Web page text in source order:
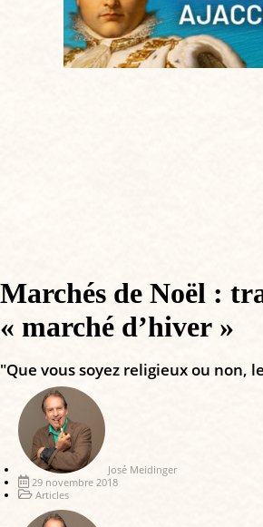
Marchés de Noël :
« marché d’hiver »
"Que vous soyez religieux ou
José Meidinger
29 novembre 2018
Articles